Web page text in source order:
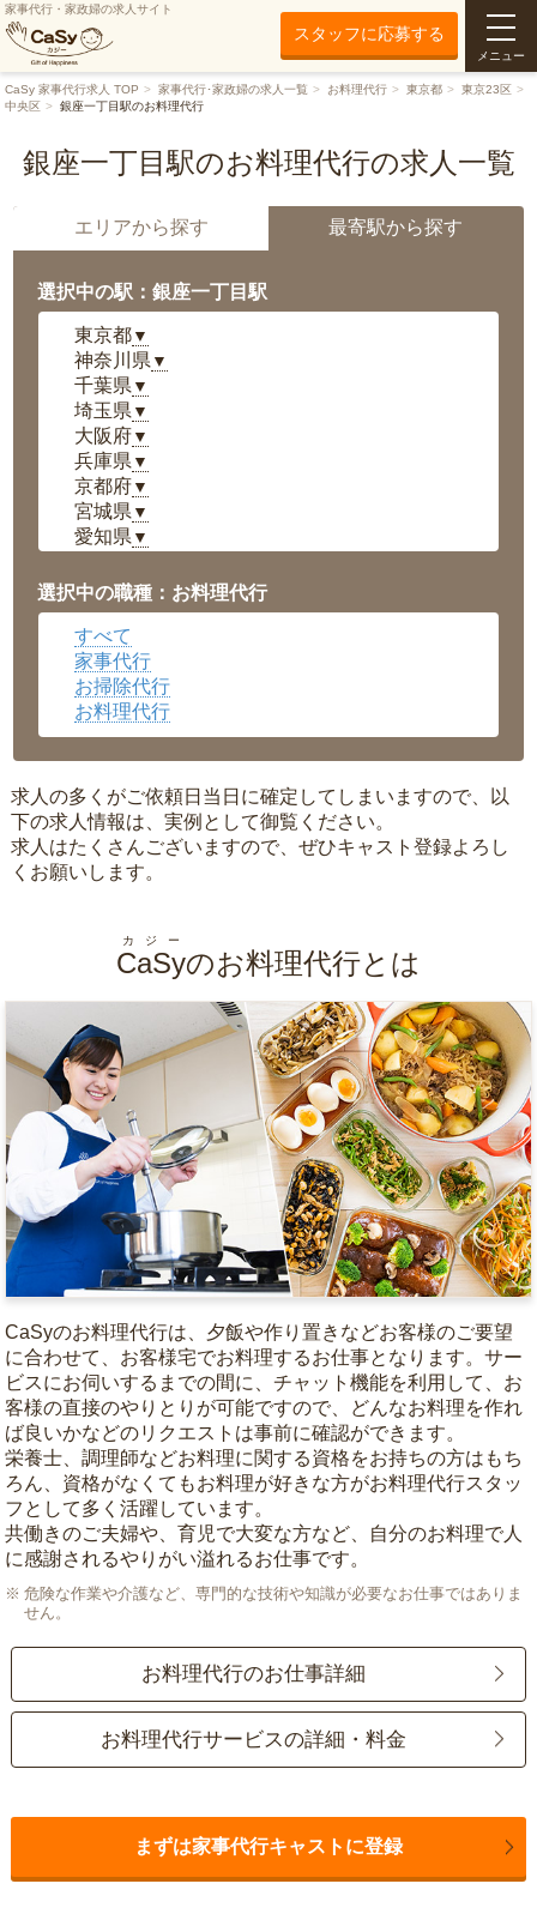
家事代行・家政婦の求人サイト
スタッフに応募する
メニュー
CaSy 家事代行求人 TOP 家事代行･家政婦の求人一覧 お料理代行 東京都
東京23区
中央区
銀座一丁目駅のお料理代行
銀座一丁目駅のお料理代行の求人一覧
エリアから探す 最寄駅から探す
選択中の駅：銀座一丁目駅
東京都▼
神奈川県 ▼
千葉県 ▼
埼玉県 ▼
大阪府▼
兵庫県 ▼
京都府▼
宮城県 ▼
愛知県 ▼
岡山県▼
広島県▼
沖縄県
選択中の職種：お料理代行
すべて
家事代行
お掃除代行
お料理代行
求人の多くがご依頼日当日に確定してしまいますので、以
下の求人情報は、実例として御覧ください。
求人はたくさんございますので、ぜひキャスト登録よろし
くお願いします。
CaSy
カジー
のお料理代行とは
CaSyのお料理代行は、夕飯や作り置きなどお客様のご要望
に合わせて、お客様宅でお料理するお仕事となります。サー
ビスにお伺いするまでの間に、チャット機能を利用して、お
客様の直接のやりとりが可能ですので、どんなお料理を作れ
ば良いかなどのリクエストは事前に確認ができます。
栄養士、調理師などお料理に関する資格をお持ちの方はもち
ろん、資格がなくてもお料理が好きな方がお料理代行スタッ
フとして多く活躍しています。
共働きのご夫婦や、育児で大変な方など、自分のお料理で人
に感謝されるやりがい溢れるお仕事です。
危険な作業や介護など、専門的な技術や知識が必要なお仕事ではありま
せん。
お料理代行のお仕事詳細
お料理代行サービスの詳細・料金
まずは家事代行キャストに登録